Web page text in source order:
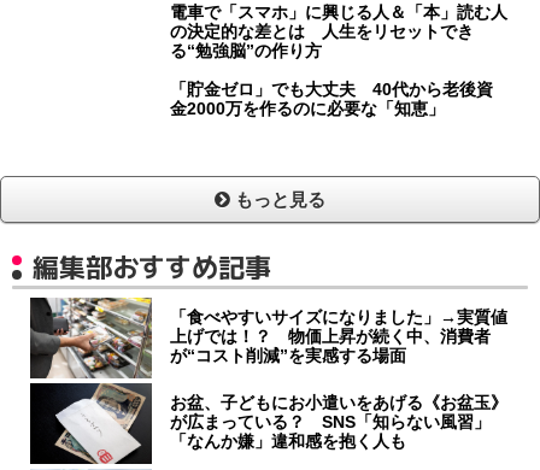
電車で「スマホ」に興じる人＆「本」読む人
の決定的な差とは 人生をリセットでき
る“勉強脳”の作り方
「貯金ゼロ」でも大丈夫 40代から老後資
金2000万を作るのに必要な「知恵」
もっと見る
編集部おすすめ記事
「食べやすいサイズになりました」→実質値
上げでは！？ 物価上昇が続く中、消費者
が“コスト削減”を実感する場面
お盆、子どもにお小遣いをあげる《お盆玉》
が広まっている？ SNS「知らない風習」
「なんか嫌」違和感を抱く人も